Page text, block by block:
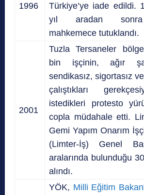
1996
Türkiye’ye iade edildi.
yıl aradan sonra
mahkemece tutuklandı.
2001
Tuzla Tersaneler
bin işçinin, ağır
sendikasız, sigortasız
çalıştıkları
istedikleri protesto
copla müdahale etti.
Gemi Yapım Onarım
(Limter-İş) Genel
aralarında bulunduğu
alındı.
YÖK, Milli Eğitim